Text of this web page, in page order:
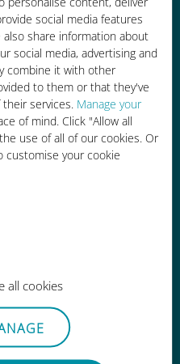
social media features
share information about
social media, advertising and
combine it with other
to them or that they've
services. Manage your
of mind. Click "Allow all
use of all of our cookies. Or
customise your cookie
all cookies
attuale
facile
Ubigi, anche
dati residui
sforzo
rimuovere la
esistente